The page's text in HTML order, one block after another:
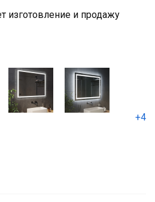
изготовление и продажу
+4